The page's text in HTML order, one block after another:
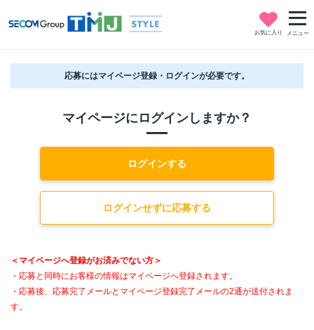
お気に入り メニュー
応募にはマイページ登録・ログインが必要です。
マイページにログインしますか？
ログインする
ログインせずに応募する
＜マイページへ登録がお済みでない方＞
・応募と同時にお客様の情報はマイページへ登録されます。
・応募後、応募完了メールとマイページ登録完了メールの2通が送付されま
す。